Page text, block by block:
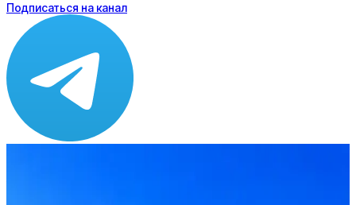
Подписаться на канал